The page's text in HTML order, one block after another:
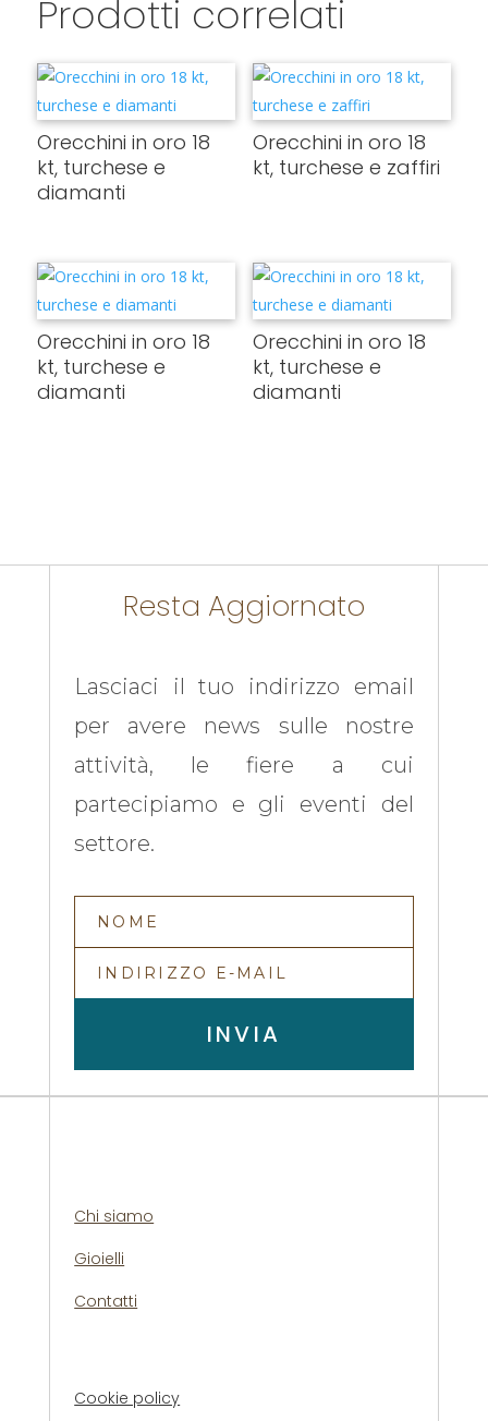
Prodotti correlati
Orecchini in oro 18
kt, turchese e
diamanti
Orecchini in oro 18
kt, turchese e zaffiri
Orecchini in oro 18
kt, turchese e
diamanti
Orecchini in oro 18
kt, turchese e
diamanti
Resta Aggiornato
Lasciaci il tuo indirizzo email
per avere news sulle nostre
attività, le fiere a cui
partecipiamo e gli eventi del
settore.
INVIA
Chi siamo
Gioielli
Contatti
Cookie policy